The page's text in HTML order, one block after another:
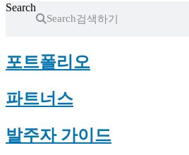
Search
Search
포트폴리오
파트너스
발주자 가이드